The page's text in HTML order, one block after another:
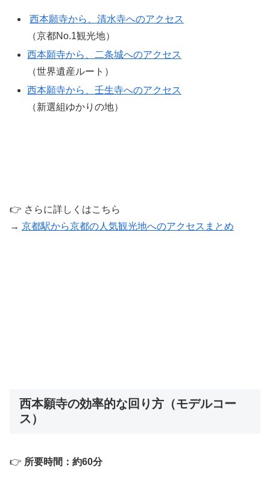
西本願寺から、清水寺へのアクセス
（京都No.1観光地）
西本願寺から、二条城へのアクセス
（世界遺産ルート）
西本願寺から、壬生寺へのアクセス
（新選組ゆかりの地）
👉 さらに詳しくはこちら
→ 京都駅から京都の人気観光地へのアクセスまとめ
西本願寺の効率的な回り方（モデルコー
ス）
👉 所要時間：約60分